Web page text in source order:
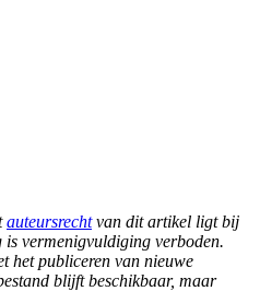
auteursrechtvan dit artikel ligt bij
is vermenigvuldiging verboden.
het publiceren van nieuwe
blijft beschikbaar, maar